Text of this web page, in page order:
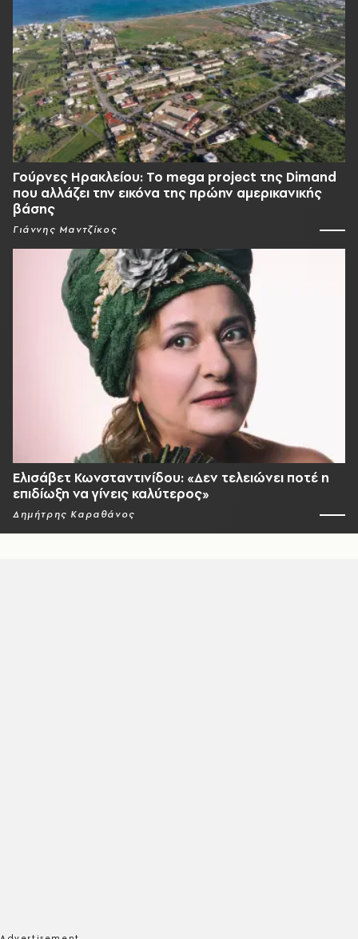
Γούρνες Ηρακλείου: To mega project της Dimand
που αλλάζει την εικόνα της πρώην αμερικανικής
βάσης
Γιάννης Μαντζίκος
Ελισάβετ Κωνσταντινίδου: «Δεν τελειώνει ποτέ η
επιδίωξη να γίνεις καλύτερος»
Δημήτρης Καραθάνος